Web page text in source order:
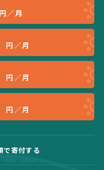
円／月
円／月
円／月
円／月
で寄付する